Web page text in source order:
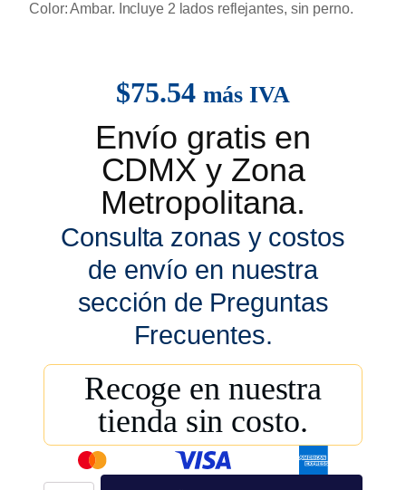
Color: Ambar. Incluye 2 lados reflejantes, sin perno.
$75.54 más IVA
Envío gratis en
CDMX y Zona
Metropolitana.
Consulta zonas y costos
de envío en nuestra
sección de Preguntas
Frecuentes.
Recoge en nuestra
tienda sin costo.